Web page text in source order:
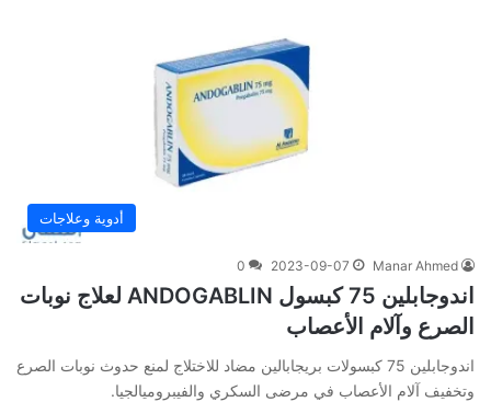
أدوية وعلاجات
Manar Ahmed
2023-09-07
0
اندوجابلين 75 كبسول ANDOGABLIN لعلاج نوبات
الصرع وآلام الأعصاب
اندوجابلين 75 كبسولات بريجابالين مضاد للاختلاج لمنع حدوث نوبات الصرع
وتخفيف آلام الأعصاب في مرضى السكري والفيبروميالجيا.